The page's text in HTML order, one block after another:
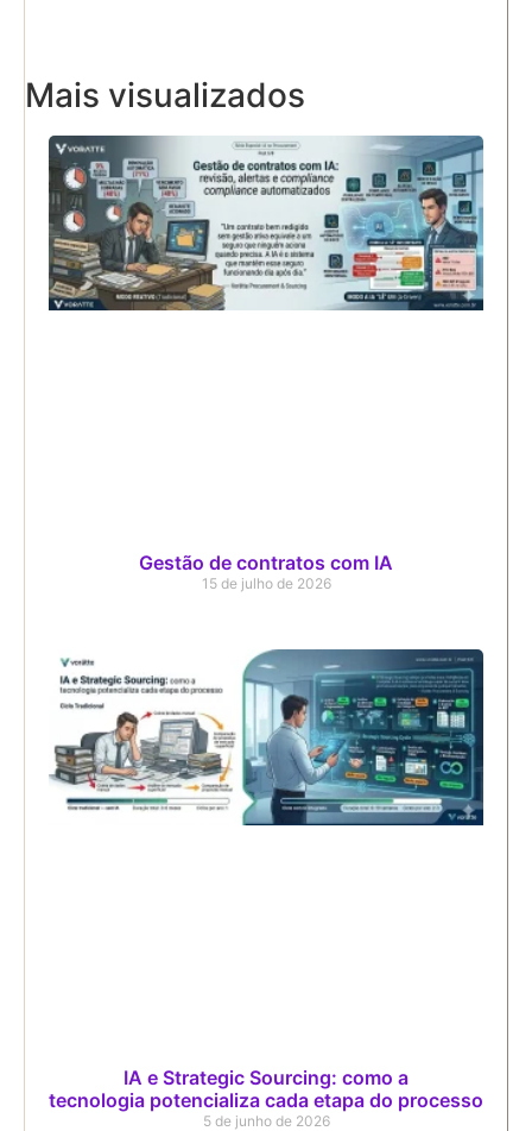
Mais visualizados
Gestão de contratos com IA
15 de julho de 2026
IA e Strategic Sourcing: como a
tecnologia potencializa cada etapa do processo
5 de junho de 2026